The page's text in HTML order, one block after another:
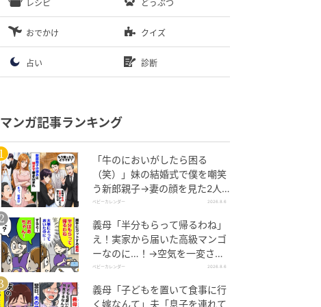
レシピ どうぶつ
おでかけ クイズ
占い 診断
マンガ記事ランキング
「牛のにおいがしたら困る
（笑）」妹の結婚式で僕を嘲笑
う新郎親子→妻の顔を見た2人
が絶句したワケ
ベビーカレンダー 2026.8.6
義母「半分もらって帰るわね」
え！実家から届いた高級マンゴ
ーなのに…！→空気を一変させ
た4歳娘の痛快な一言とは
ベビーカレンダー 2026.8.6
義母「子どもを置いて食事に行
く嫁なんて」夫「息子を連れて